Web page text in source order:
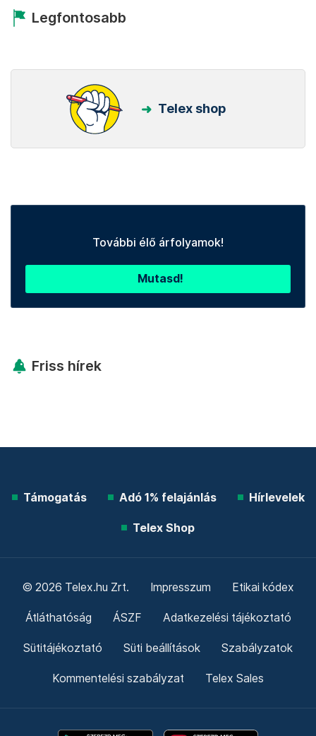
Legfontosabb
Telex shop
További élő árfolyamok!
Mutasd!
Friss hírek
Támogatás Adó 1% felajánlás Hírlevelek
Telex Shop
© 2026 Telex.hu Zrt. Impresszum Etikai kódex
Átláthatóság ÁSZF Adatkezelési tájékoztató
Sütitájékoztató Süti beállítások Szabályzatok
Kommentelési szabályzat Telex Sales